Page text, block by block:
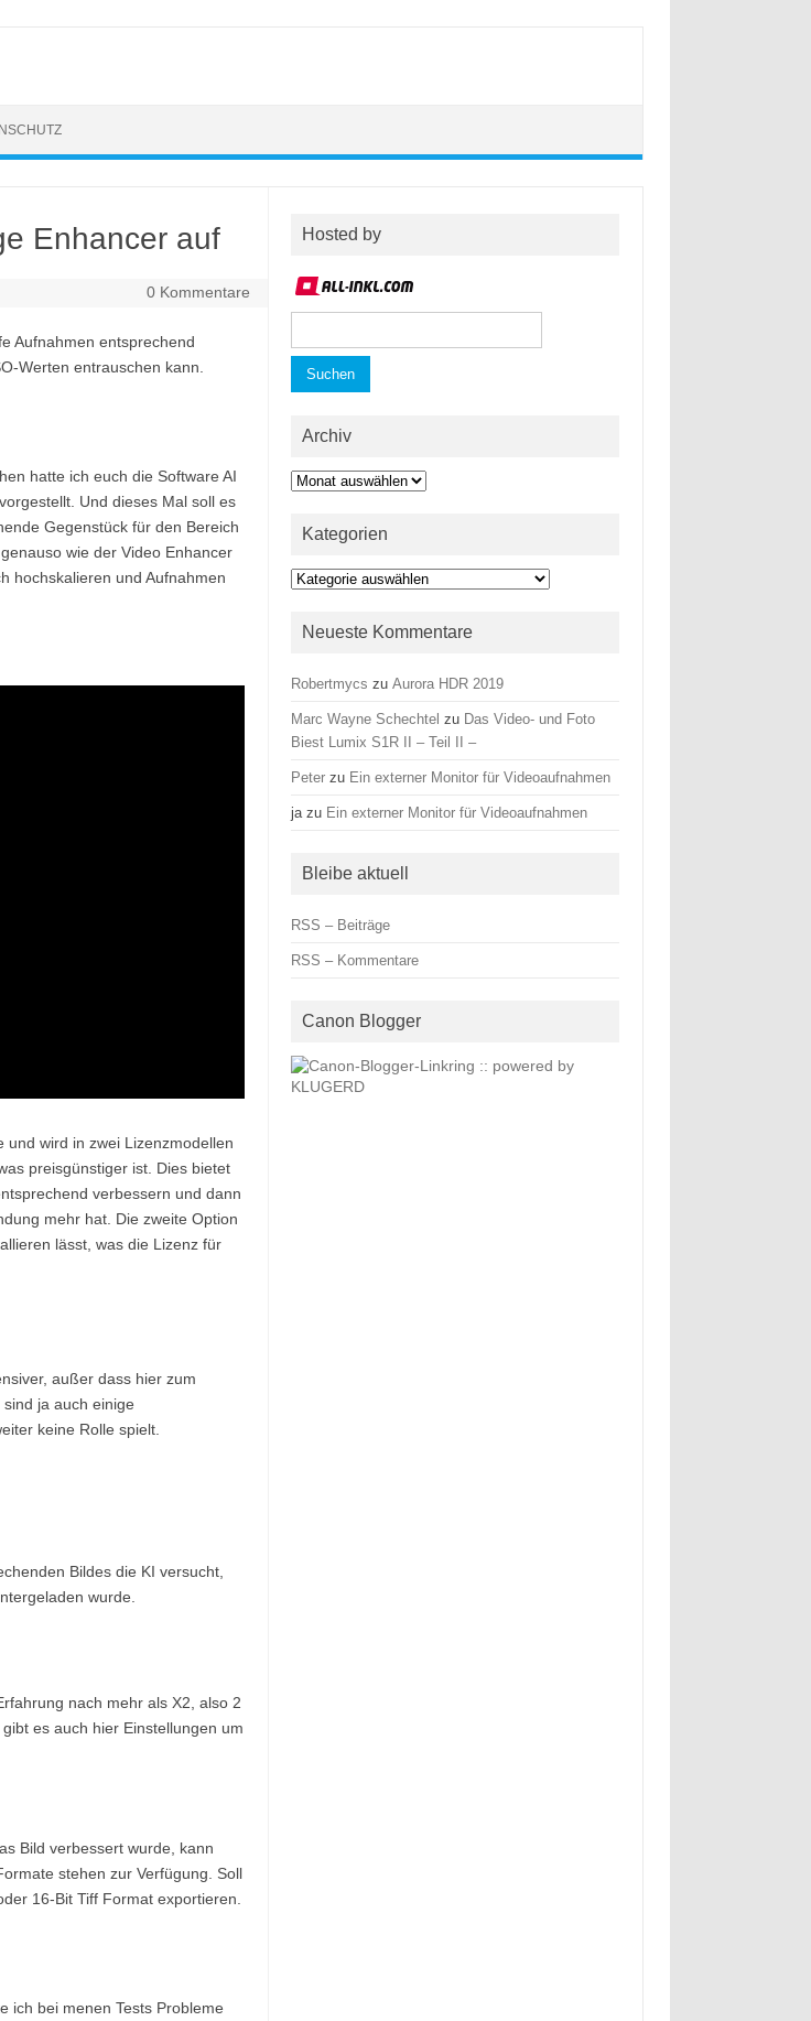
Enhancer auf
0 Kommentare
Aufnahmen entsprechend
Werten entrauschen kann.
hatte ich euch die Software AI
Und dieses Mal soll es
Gegenstück für den Bereich
wie der Video Enhancer
hochskalieren und Aufnahmen
und wird in zwei Lizenzmodellen
preisgünstiger ist. Dies bietet
verbessern und dann
mehr hat. Die zweite Option
lässt, was die Lizenz für
außer dass hier zum
ja auch einige
keine Rolle spielt.
Bildes die KI versucht,
wurde.
nach mehr als X2, also 2
es auch hier Einstellungen um
Bild verbessert wurde, kann
stehen zur Verfügung. Soll
16-Bit Tiff Format exportieren.
ich bei menen Tests Probleme
Hosted by
nach:
Archiv
Archiv
Kategorien
Kategorien
Neueste Kommentare
Robertmycs zuAurora HDR 2019
Marc Wayne Schechtel zu Das Video- und Foto
Biest Lumix S1R II – Teil II –
Peter zu Ein externer Monitor für Videoaufnahmen
jazu Ein externer Monitor für Videoaufnahmen
Bleibe aktuell
RSS – Beiträge
RSS – Kommentare
Canon Blogger